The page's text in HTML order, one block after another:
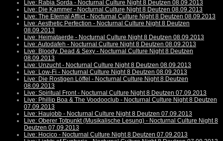
Live: Rabia Sorda - Nocturnal Culture Night 8 Deutzen 08.09.2013
Live: Die Kammer - Nocturnal Culture Night 8 Deutzen 08.09.2013
Live: The Eternal Afflict - Nocturnal Culture Night 8 Deutzen 08.09.2013
Live: Aesthetic Perfection - Nocturnal Culture Night 8 Deutzen
08.09.2013
Live: Heimataerde - Nocturnal Culture Night 8 Deutzen 08.09.2013
Live: Autodafeh - Nocturnal Culture Night 8 Deutzen 08.09.2013
Live: Bloody, Dead & Sexy - Nocturnal Culture Night 8 Deutzen
08.09.2013
Live: Unzucht - Nocturnal Culture Night 8 Deutzen 08.09.2013
Live: Low-Fi - Nocturnal Culture Night 8 Deutzen 08.09.2013
Live: Die Rostigen Löffel - Nocturnal Culture Night 8 Deutzen
08.09.2013
Live: Spiritual Front - Nocturnal Culture Night 8 Deutzen 07.09.2013
Live: Phillip Boa & The Voodooclub - Nocturnal Culture Night 8 Deutzen
07.09.2013
Live: Haujobb - Nocturnal Culture Night 8 Deutzen 07.09.2013
Live: Oberer Totpunkt (Musikalische Lesung) - Nocturnal Culture Night 8
Deutzen 07.09.2013
Live: Hocico - Nocturnal Culture Night 8 Deutzen 07.09.2013